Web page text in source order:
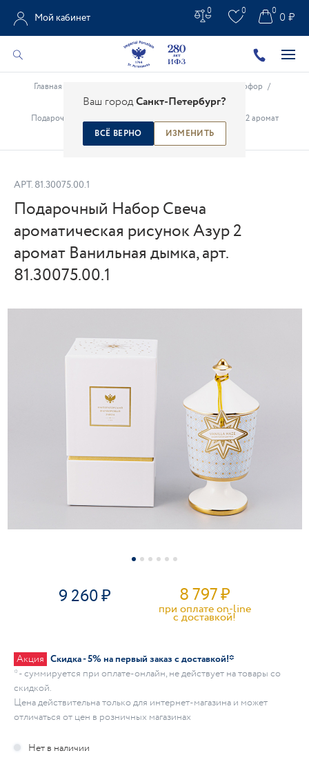
Ваш городСанкт-Петербург?
ВСЁ ВЕРНО ИЗМЕНИТЬ
Мой кабинет
0 0 0 ₽
0
Главная Рождественский и новогодний фарфор /
Рождественский и новогодний фарфор
Подарочный Набор Свеча ароматическая рисунок Азур 2 аромат
Ванильная дымка, арт. 81.30075.00.1
АРТ. 81.30075.00.1
Подарочный Набор Свеча
ароматическая рисунок Азур 2
аромат Ванильная дымка, арт.
81.30075.00.1
9 260 8 797₽
при оплате on-line
c доставкой!
Акция Скидка - 5% на первый заказ с доставкой!*
* - суммируется при оплате-онлайн, не действует на товары со
скидкой.
Цена действительна только для интернет-магазина и может
отличаться от цен в розничных магазинах